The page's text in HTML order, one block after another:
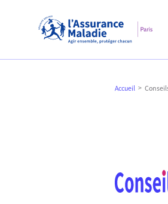
Sécurité sociale, l’Assurance
Accueil